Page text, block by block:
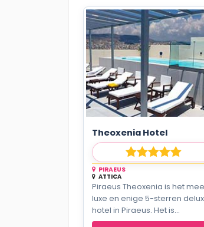
Theoxenia Hotel
PIRAEUS
ATTICA
Piraeus Theoxenia is het
luxe en enige 5-sterren
hotel in Piraeus. Het is...